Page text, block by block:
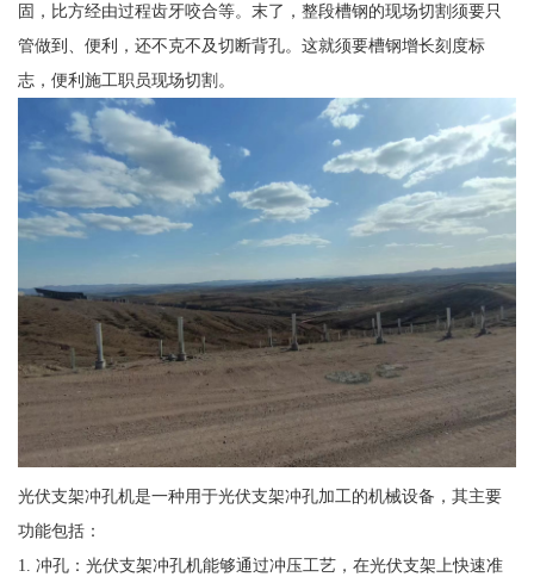
固，比方经由过程齿牙咬合等。末了，整段槽钢的现场切割须要只
管做到、便利，还不克不及切断背孔。这就须要槽钢增长刻度标
志，便利施工职员现场切割。
光伏支架冲孔机是一种用于光伏支架冲孔加工的机械设备，其主要
功能包括：
1. 冲孔：光伏支架冲孔机能够通过冲压工艺，在光伏支架上快速准